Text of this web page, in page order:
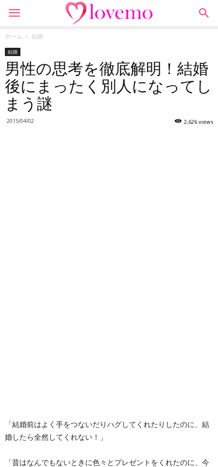
ホーム 結婚
結婚
男性の思考を徹底解明！結婚
後にまったく別人になってし
まう謎
2015/04/02 2,626 views
「結婚前はよく手をつないだりハグしてくれたりしたのに、結
婚したら全然してくれない！」
「昔はなんでもないときに色々とプレゼントをくれたのに、今